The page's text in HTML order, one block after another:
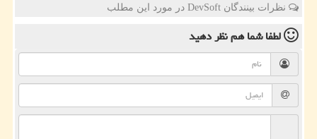
نظرات بینندگان DevSoft در مورد این مطلب
لطفا شما همنظر دهید